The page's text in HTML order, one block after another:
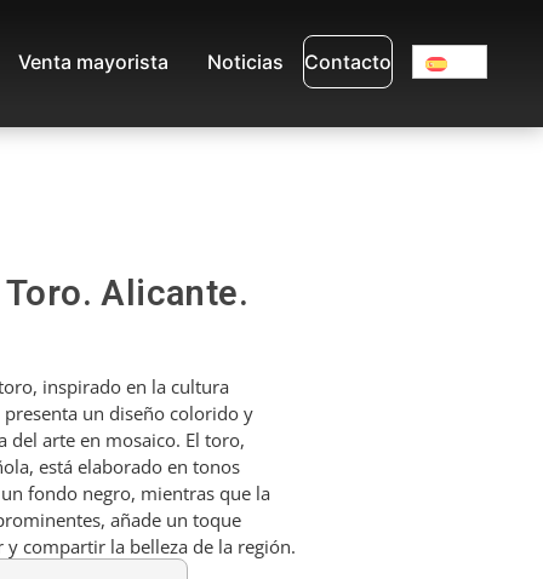
Venta mayorista Noticias Contacto
Alicante.
inspirado en la cultura
un diseño colorido y
del arte en mosaico. El toro,
está elaborado en tonos
fondo negro, mientras que la
añade un toque
compartir la belleza de la región.